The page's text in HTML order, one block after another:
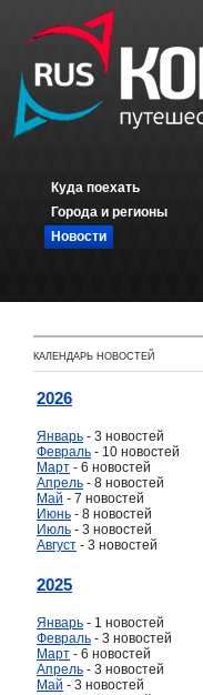
Куда поехать
Города и регионы
Новости
КАЛЕНДАРЬ НОВОСТЕЙ
2026
Январь - 3 новостей
Февраль - 10 новостей
Март - 6 новостей
Апрель - 8 новостей
Май - 7 новостей
Июнь - 8 новостей
Июль - 3 новостей
Август - 3 новостей
2025
Январь - 1 новостей
Февраль - 3 новостей
Март - 6 новостей
Апрель - 3 новостей
Май - 3 новостей